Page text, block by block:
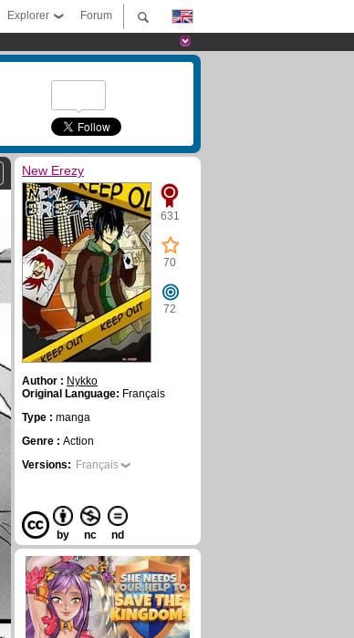
Forum
Explorer
New Erezy
631
70
72
Author : Nykko
Original Language: Français
Type : manga
Genre : Action
Versions: Français
by nc nd